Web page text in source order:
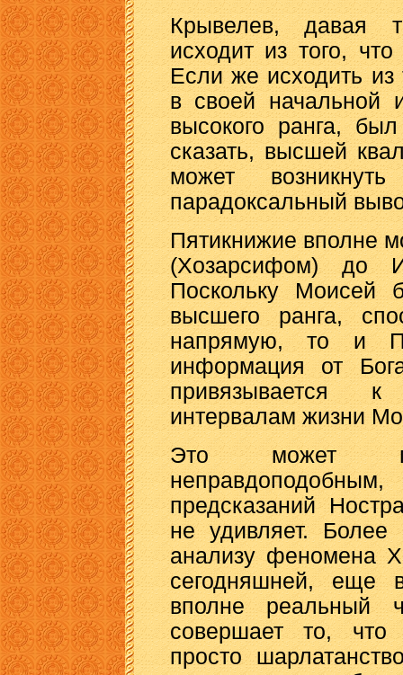
Крывелев, давая
исходит из того,
Если же исходить
в своей начальной
высокого ранга,
сказать, высшей
может
парадоксальный
Пятикнижие вполне
(Хозарсифом) до
Поскольку Моисей
высшего ранга,
напрямую, то и
информация от
привязывается к
интервалам жизни
Это может
предсказаний
не удивляет.
анализу феномена
сегодняшней, еще
вполне реальный
совершает то, что
просто